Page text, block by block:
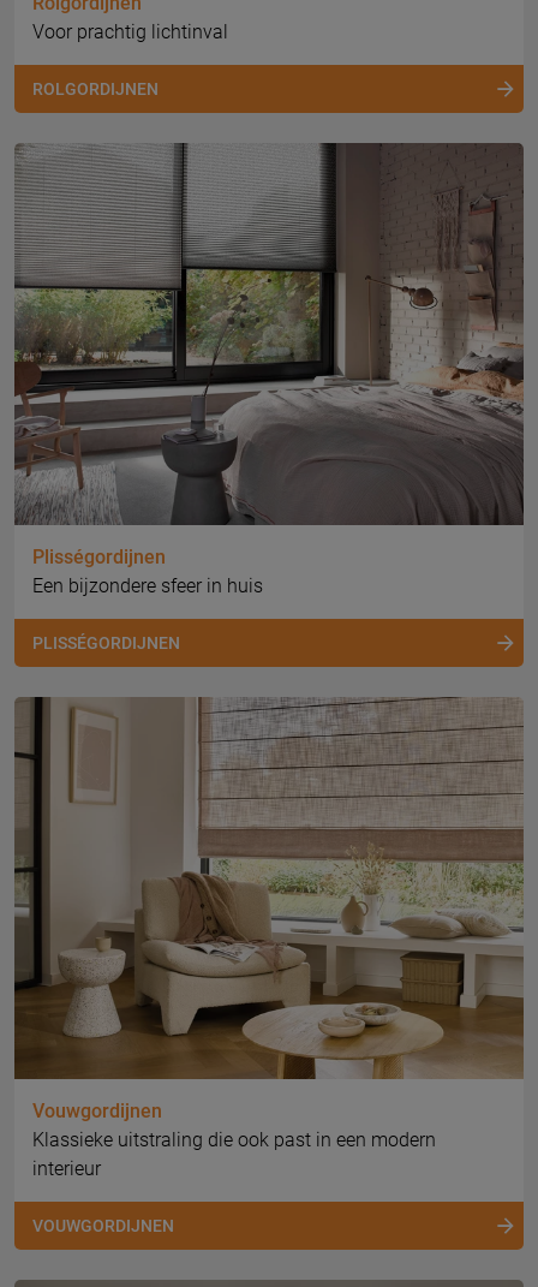
Voor prachtig lichtinval
ROLGORDIJNEN
Plisségordijnen
Een bijzondere sfeer in huis
PLISSÉGORDIJNEN
Vouwgordijnen
Klassieke uitstraling die ook past in een modern
interieur
VOUWGORDIJNEN